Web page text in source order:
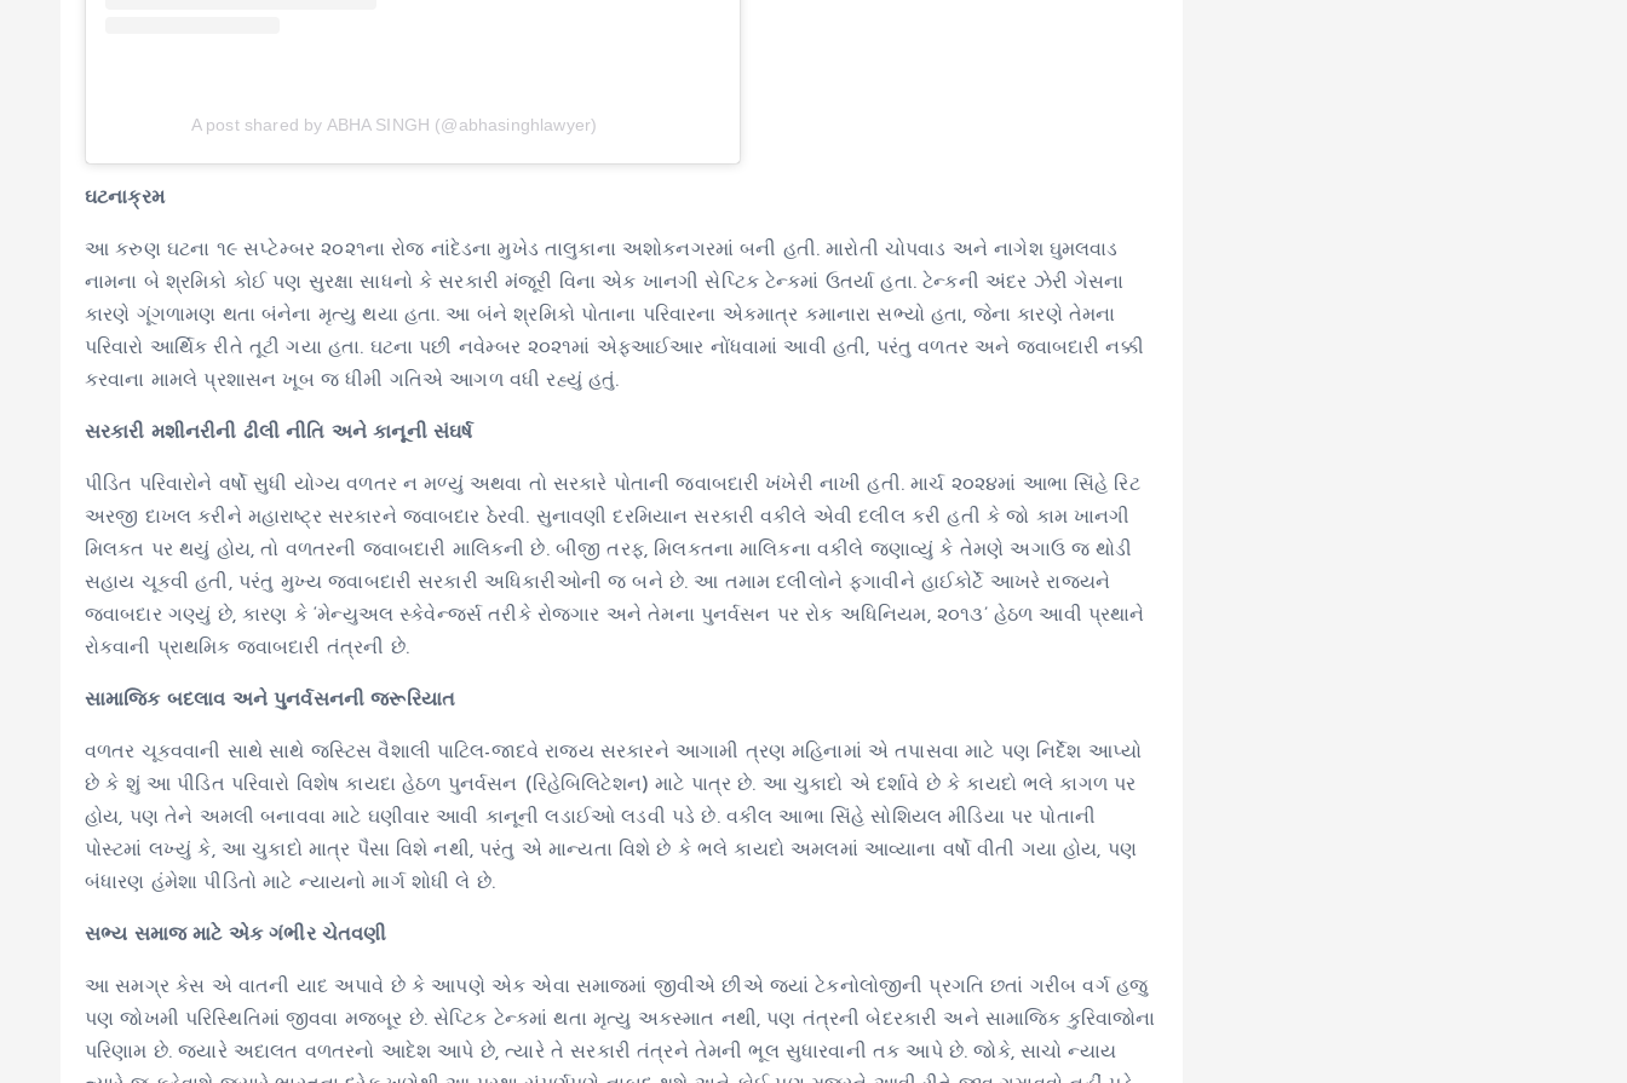
A post shared by ABHA SINGH (@abhasinghlawyer)
ઘટનાક્રમ
આ કરુણ ઘટના ૧૯ સપ્ટેમ્બર ૨૦૨૧ના રોજ નાંદેડના મુખેડ તાલુકાના અશોકનગરમાં બની હતી. મારોતી ચોપવાડ અને નાગેશ ઘુમલવાડ
નામના બે શ્રમિકો કોઈ પણ સુરક્ષા સાધનો કે સરકારી મંજૂરી વિના એક ખાનગી સેપ્ટિક ટેન્કમાં ઉતર્યા હતા. ટેન્કની અંદર ઝેરી ગેસના
કારણે ગૂંગળામણ થતા બંનેના મૃત્યુ થયા હતા. આ બંને શ્રમિકો પોતાના પરિવારના એકમાત્ર કમાનારા સભ્યો હતા, જેના કારણે તેમના
પરિવારો આર્થિક રીતે તૂટી ગયા હતા. ઘટના પછી નવેમ્બર ૨૦૨૧માં એફઆઈઆર નોંધવામાં આવી હતી, પરંતુ વળતર અને જવાબદારી નક્કી
કરવાના મામલે પ્રશાસન ખૂબ જ ધીમી ગતિએ આગળ વધી રહ્યું હતું.
સરકારી મશીનરીની ઢીલી નીતિ અને કાનૂની સંઘર્ષ
પીડિત પરિવારોને વર્ષો સુધી યોગ્ય વળતર ન મળ્યું અથવા તો સરકારે પોતાની જવાબદારી ખંખેરી નાખી હતી. માર્ચ ૨૦૨૪માં આભા સિંહે રિટ
અરજી દાખલ કરીને મહારાષ્ટ્ર સરકારને જવાબદાર ઠેરવી. સુનાવણી દરમિયાન સરકારી વકીલે એવી દલીલ કરી હતી કે જો કામ ખાનગી
મિલકત પર થયું હોય, તો વળતરની જવાબદારી માલિકની છે. બીજી તરફ, મિલકતના માલિકના વકીલે જણાવ્યું કે તેમણે અગાઉ જ થોડી
સહાય ચૂકવી હતી, પરંતુ મુખ્ય જવાબદારી સરકારી અધિકારીઓની જ બને છે. આ તમામ દલીલોને ફગાવીને હાઈકોર્ટે આખરે રાજ્યને
જવાબદાર ગણ્યું છે, કારણ કે ‘મેન્યુઅલ સ્કેવેન્જર્સ તરીકે રોજગાર અને તેમના પુનર્વસન પર રોક અધિનિયમ, ૨૦૧૩’ હેઠળ આવી પ્રથાને
રોકવાની પ્રાથમિક જવાબદારી તંત્રની છે.
સામાજિક બદલાવ અને પુનર્વસનની જરૂરિયાત
વળતર ચૂકવવાની સાથે સાથે જસ્ટિસ વૈશાલી પાટિલ-જાદવે રાજ્ય સરકારને આગામી ત્રણ મહિનામાં એ તપાસવા માટે પણ નિર્દેશ આપ્યો
છે કે શું આ પીડિત પરિવારો વિશેષ કાયદા હેઠળ પુનર્વસન (રિહેબિલિટેશન) માટે પાત્ર છે. આ ચુકાદો એ દર્શાવે છે કે કાયદો ભલે કાગળ પર
હોય, પણ તેને અમલી બનાવવા માટે ઘણીવાર આવી કાનૂની લડાઈઓ લડવી પડે છે. વકીલ આભા સિંહે સોશિયલ મીડિયા પર પોતાની
પોસ્ટમાં લખ્યું કે, આ ચુકાદો માત્ર પૈસા વિશે નથી, પરંતુ એ માન્યતા વિશે છે કે ભલે કાયદો અમલમાં આવ્યાના વર્ષો વીતી ગયા હોય, પણ
બંધારણ હંમેશા પીડિતો માટે ન્યાયનો માર્ગ શોધી લે છે.
સભ્ય સમાજ માટે એક ગંભીર ચેતવણી
આ સમગ્ર કેસ એ વાતની યાદ અપાવે છે કે આપણે એક એવા સમાજમાં જીવીએ છીએ જ્યાં ટેકનોલોજીની પ્રગતિ છતાં ગરીબ વર્ગ હજુ
પણ જોખમી પરિસ્થિતિમાં જીવવા મજબૂર છે. સેપ્ટિક ટેન્કમાં થતા મૃત્યુ અકસ્માત નથી, પણ તંત્રની બેદરકારી અને સામાજિક કુરિવાજોના
પરિણામ છે. જ્યારે અદાલત વળતરનો આદેશ આપે છે, ત્યારે તે સરકારી તંત્રને તેમની ભૂલ સુધારવાની તક આપે છે. જોકે, સાચો ન્યાય